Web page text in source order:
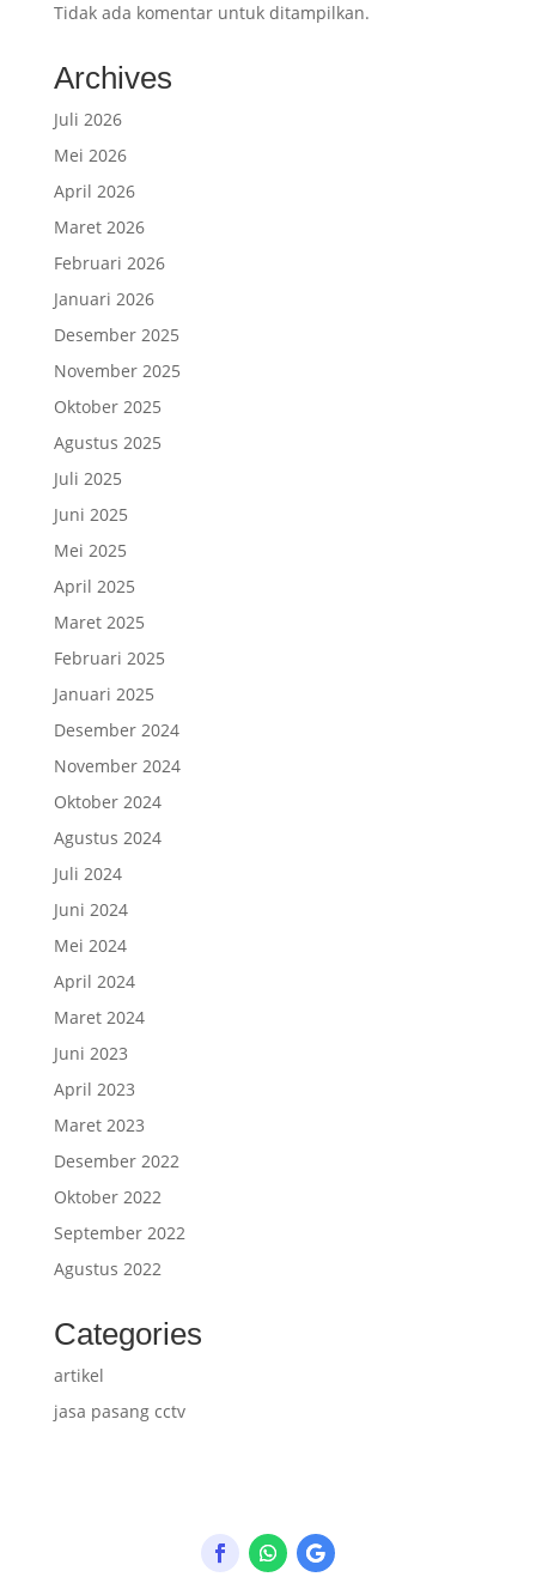
Tidak ada komentar untuk ditampilkan.
Archives
Juli 2026
Mei 2026
April 2026
Maret 2026
Februari 2026
Januari 2026
Desember 2025
November 2025
Oktober 2025
Agustus 2025
Juli 2025
Juni 2025
Mei 2025
April 2025
Maret 2025
Februari 2025
Januari 2025
Desember 2024
November 2024
Oktober 2024
Agustus 2024
Juli 2024
Juni 2024
Mei 2024
April 2024
Maret 2024
Juni 2023
April 2023
Maret 2023
Desember 2022
Oktober 2022
September 2022
Agustus 2022
Categories
artikel
jasa pasang cctv